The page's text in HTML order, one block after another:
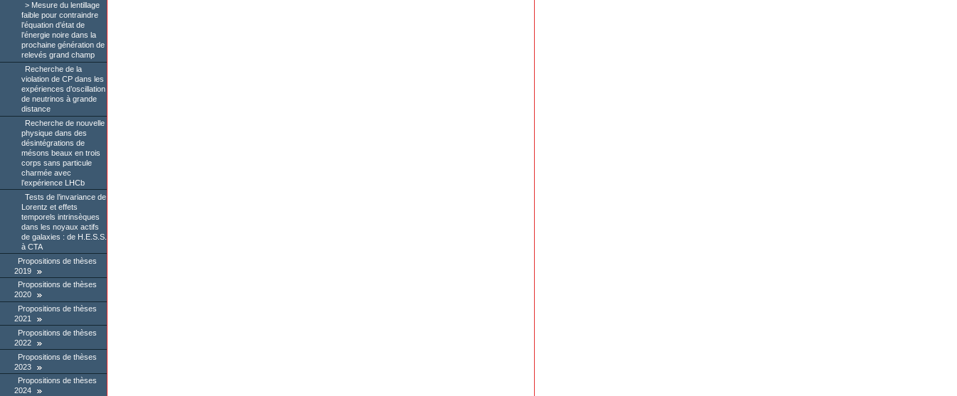
Mesure du lentillage
faible pour contraindre
l’équation d’état de
l’énergie noire dans la
prochaine génération de
relevés grand champ
Recherche de la
violation de CP dans les
expériences d’oscillation
de neutrinos à grande
distance
Recherche de nouvelle
physique dans des
désintégrations de
mésons beaux en trois
corps sans particule
charmée avec
l’expérience LHCb
Tests de l’invariance de
Lorentz et effets
temporels intrinsèques
dans les noyaux actifs
de galaxies : de H.E.S.S.
à CTA
Propositions de thèses
2019
Propositions de thèses
2020
Propositions de thèses
2021
Propositions de thèses
2022
Propositions de thèses
2023
Propositions de thèses
2024